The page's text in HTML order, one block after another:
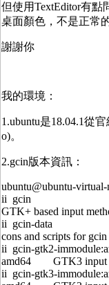
但使用TextEditor有點
桌面顏色，不是正常
謝謝你
我的環境：
1.ubuntu是18.04.1從
o)。
2.gcin版本資訊：
ubuntu@ubuntu-
ii gcin
GTK+ based input
ii gcin-
cons and scripts for gcin
ii gcin-gtk2-
amd64 GTK3 input
ii gcin-gtk3-